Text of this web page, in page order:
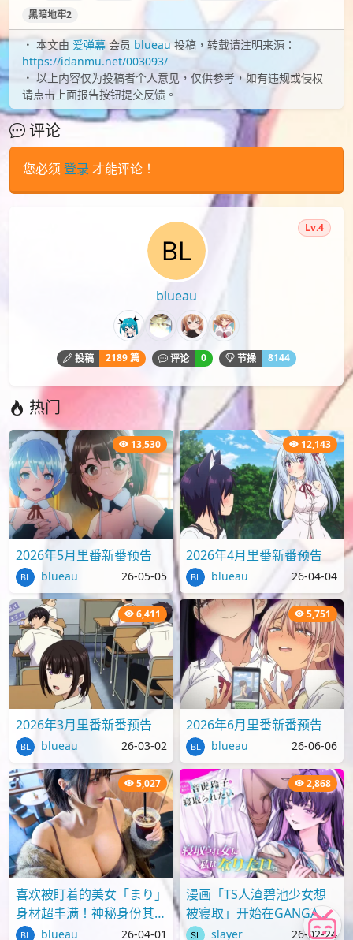
黑暗地牢2
本文由 爱弹幕会员 blueau投稿，转载请注明来源：
https://idanmu.net/003093/
以上内容仅为投稿者个人意见，仅供参考，如有违规或侵权
请点击上面报告按钮提交反馈。
评论
您必须 登录 才能评论！
blueau
Lv.4
投稿 2189 篇 评论 0 节操 8144
热门
13,530
2026年5月里番新番预告
blueau 26-05-05
12,143
2026年4月里番新番预告
blueau 26-04-04
6,411
2026年3月里番新番预告
blueau 26-03-02
5,751
2026年6月里番新番预告
blueau 26-06-06
5,027
喜欢被盯着的美女「まり」
身材超丰满！神秘身份其实
才刚满18岁？
blueau 26-04-01
2,868
漫画「TS人渣碧池少女想
被寝取」开始在GANGAN
ONLINE上连载
slayer 26-02-24